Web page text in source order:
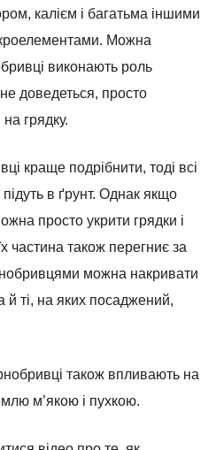
калієм і багатьма іншими
Можна
виконають роль
доведеться, просто
грядку.
краще подрібнити, тоді всі
в ґрунт. Однак якщо
просто укрити грядки і
частина також перегниє за
можна накривати
й ті, на яких посаджений,
також впливають на
м’якою і пухкою.